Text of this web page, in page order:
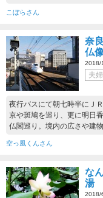
こぼらさん
奈
仏
2018/
夫婦
夜行バスにて朝七時半にＪ
京や斑鳩を巡り、更に明日
仏閣巡り。境内の広さや建
空っ風くんさん
な
湯
2018/